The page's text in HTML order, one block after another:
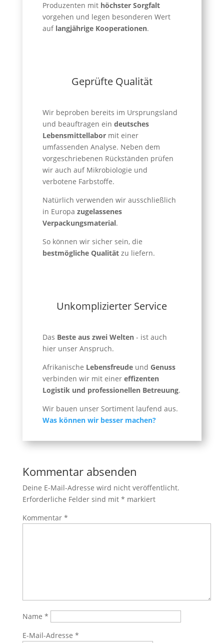
Produzenten mit höchster Sorgfalt
vorgehen und legen besonderen Wert
auf langjährige Kooperationen.
Geprüfte Qualität
Wir beproben bereits im Ursprungsland
und beauftragen ein deutsches
Lebensmittellabormit einer
umfassenden Analyse. Neben dem
vorgeschriebenen Rückständen prüfen
wir auch auf Mikrobiologie und
verbotene Farbstoffe.
Natürlich verwenden wir ausschließlich
in Europa zugelassenes
Verpackungsmaterial.
So können wir sicher sein, die
bestmögliche Qualitätzu liefern.
Unkomplizierter Service
Das Beste aus zwei Welten- ist auch
hier unser Anspruch.
Afrikanische Lebensfreudeund Genuss
verbinden wir mit einer effizenten
Logistik und professionellen Betreuung.
Wir bauen unser Sortiment laufend aus.
Was können wir besser machen?
Kommentar absenden
Deine E-Mail-Adresse wird nicht veröffentlicht.
Erforderliche Felder sind mit * markiert
Kommentar *
Name *
E-Mail-Adresse *